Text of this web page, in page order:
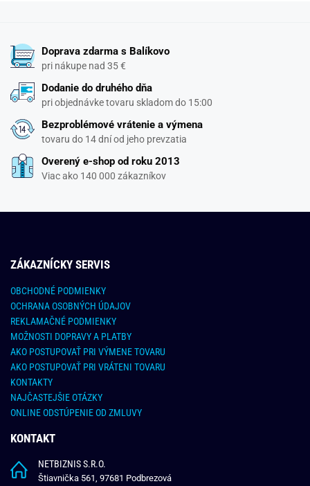
Doprava zdarma s Balíkovo
pri nákupe nad 35 €
Dodanie do druhého dňa
pri objednávke tovaru skladom do 15:00
Bezproblémové vrátenie a výmena
tovaru do 14 dní od jeho prevzatia
Overený e-shop od roku 2013
Viac ako 140 000 zákazníkov
ZÁKAZNÍCKY SERVIS
OBCHODNÉ PODMIENKY
OCHRANA OSOBNÝCH ÚDAJOV
REKLAMAČNÉ PODMIENKY
MOŽNOSTI DOPRAVY A PLATBY
AKO POSTUPOVAŤ PRI VÝMENE TOVARU
AKO POSTUPOVAŤ PRI VRÁTENI TOVARU
KONTAKTY
NAJČASTEJŠIE OTÁZKY
ONLINE ODSTÚPENIE OD ZMLUVY
KONTAKT
NETBIZNIS S.R.O.
Štiavnička 561, 97681 Podbrezová